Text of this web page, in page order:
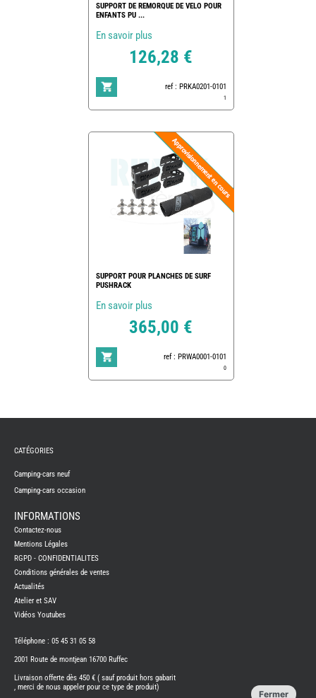
SUPPORT DE REMORQUE DE VELO POUR
ENFANTS PU ...
En savoir plus
126,28 €
ref : PRKA0201-0101
1
SUPPORT POUR PLANCHES DE SURF
PUSHRACK
En savoir plus
365,00 €
ref : PRWA0001-0101
0
CAMPING-
NEUFS
CAMPING-
CAMPING-
BENIMAR
CAMPING-
CARADO
CAMPING-
ITINEO
CAMPING-
OCCASION
CATÉGORIES
Camping-cars neuf
Camping-cars occasion
INFORMATIONS
Contactez-nous
Mentions Légales
RGPD - CONFIDENTIALITES
Conditions générales de ventes
Actualités
Atelier et SAV
Vidéos Youtubes
Téléphone : 05 45 31 05 58
2001 Route de montjean 16700 Ruffec
Livraison offerte dès 450 € ( sauf produit hors gabarit
, merci de nous appeler pour ce type de produit)